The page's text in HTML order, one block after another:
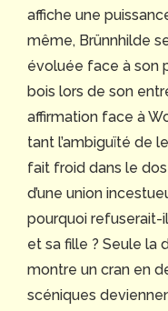
affiche une
même, Brünnhilde
évoluée face à son
bois lors de son
affirmation face à
tant l’ambiguïté de
fait froid dans le dos
d’une union
pourquoi refuserait-
et sa fille ? Seule la
montre un cran en
scéniques